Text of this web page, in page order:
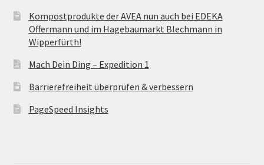
Kompostprodukte der AVEA nun auch bei EDEKA
Offermann und im Hagebaumarkt Blechmann in
Wipperfürth!
Mach Dein Ding – Expedition 1
Barrierefreiheit überprüfen & verbessern
PageSpeed Insights